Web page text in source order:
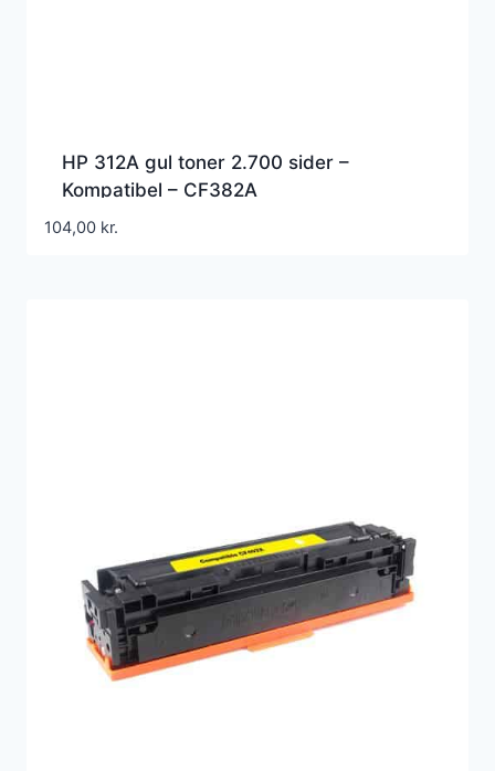
HP 312A gul toner 2.700 sider –
Kompatibel – CF382A
104,00 kr.